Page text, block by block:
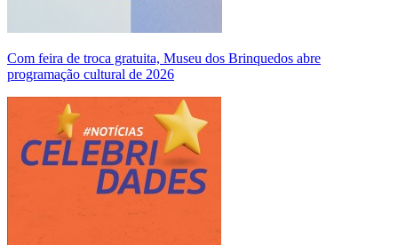
Com feira de troca gratuita, Museu dos Brinquedos abre
programação cultural de 2026